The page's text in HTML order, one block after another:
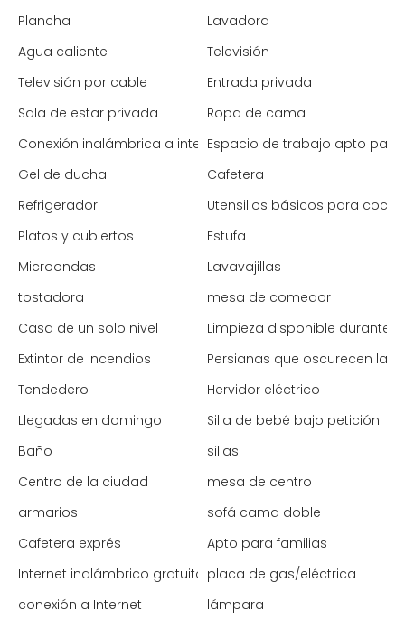
Plancha
Lavadora
Agua caliente
Televisión
Televisión por cable
Entrada privada
Sala de estar privada
Ropa de cama
Conexión inalámbrica a internetEspacio de trabajo apto
Gel de ducha
Cafetera
Refrigerador
Utensilios básicos para
Platos y cubiertos
Estufa
Microondas
Lavavajillas
tostadora
mesa de comedor
Casa de un solo nivel
Limpieza disponible durante
Extintor de incendios
Persianas que oscurecen la
Tendedero
Hervidor eléctrico
Llegadas en domingo
Silla de bebé bajo petición
Baño
sillas
Centro de la ciudad
mesa de centro
armarios
sofá cama doble
Cafetera exprés
Apto para familias
Internet inalámbrico gratuito placa de gas/eléctrica
conexión a Internet
lámpara